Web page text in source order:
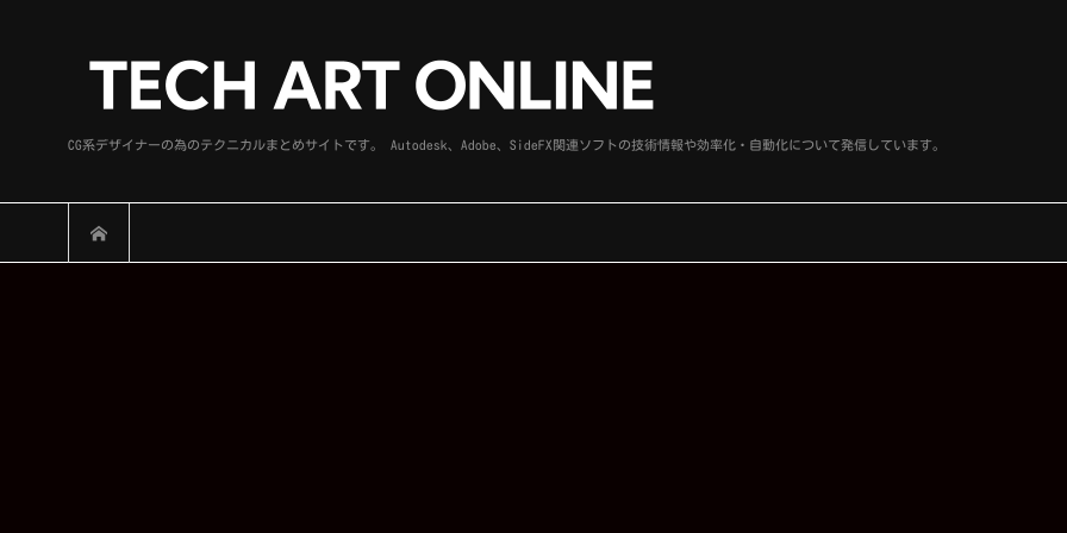
CG系デザイナーの為のテクニカルまとめサイトです。 Autodesk、Adobe、SideFX関連ソフトの技術情報や効率化・自動化について発信しています。